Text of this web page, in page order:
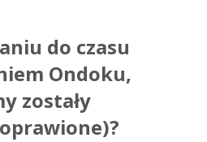
do czasu
Ondoku,
zostały